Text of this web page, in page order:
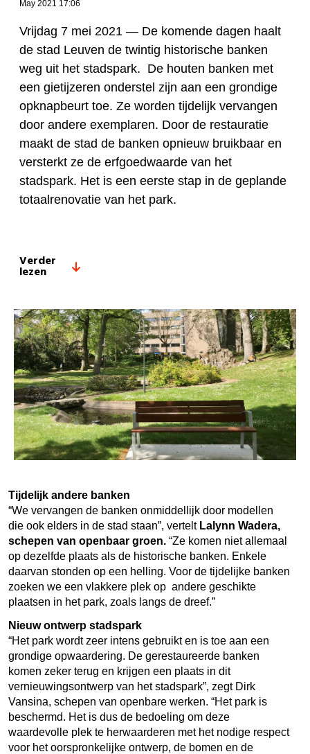
May 2021 17:06
Vrijdag 7 mei 2021 — De komende dagen haalt
de stad Leuven de twintig historische banken
weg uit het stadspark. De houten banken met
een gietijzeren onderstel zijn aan een grondige
opknapbeurt toe. Ze worden tijdelijk vervangen
door andere exemplaren. Door de restauratie
maakt de stad de banken opnieuw bruikbaar en
versterkt ze de erfgoedwaarde van het
stadspark. Het is een eerste stap in de geplande
totaalrenovatie van het park.
Verder
lezen
Tijdelijk andere banken
“We vervangen de banken onmiddellijk door modellen
die ook elders in de stad staan”, verteltLalynn Wadera,
schepen van openbaar groen. “Ze komen niet allemaal
op dezelfde plaats als de historische banken. Enkele
daarvan stonden op een helling. Voor de tijdelijke banken
zoeken we een vlakkere plek op andere geschikte
plaatsen in het park, zoals langs de dreef.”
Nieuw ontwerp stadspark
“Het park wordt zeer intens gebruikt en is toe aan een
grondige opwaardering. De gerestaureerde banken
komen zeker terug en krijgen een plaats in dit
vernieuwingsontwerp van het stadspark”, zegt Dirk
Vansina, schepen van openbare werken. “Het park is
beschermd. Het is dus de bedoeling om deze
waardevolle plek te herwaarderen met het nodige respect
voor het oorspronkelijke ontwerp, de bomen en de